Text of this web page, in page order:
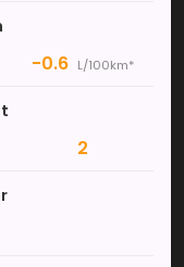
-0.6 L/100km*
2